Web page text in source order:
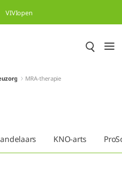
VIVIopen
MRA-therapie
KNO-arts